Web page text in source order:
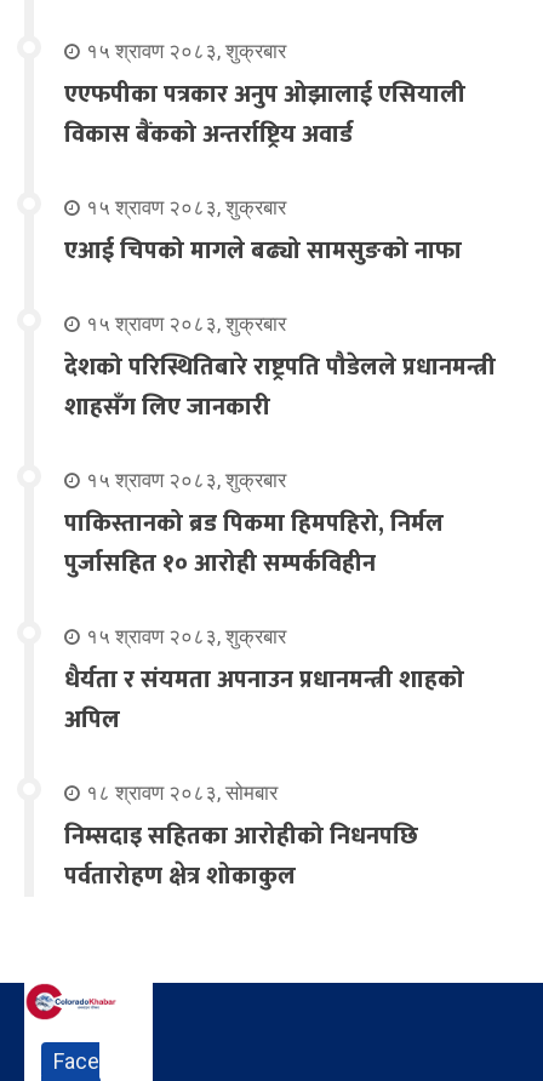
१५ श्रावण २०८३, शुक्रबार
एएफपीका पत्रकार अनुप ओझालाई एसियाली
विकास बैंकको अन्तर्राष्ट्रिय अवार्ड
१५ श्रावण २०८३, शुक्रबार
एआई चिपको मागले बढ्यो सामसुङको नाफा
१५ श्रावण २०८३, शुक्रबार
देशको परिस्थितिबारे राष्ट्रपति पौडेलले प्रधानमन्त्री
शाहसँग लिए जानकारी
१५ श्रावण २०८३, शुक्रबार
पाकिस्तानको ब्रड पिकमा हिमपहिरो, निर्मल
पुर्जासहित १० आरोही सम्पर्कविहीन
१५ श्रावण २०८३, शुक्रबार
धैर्यता र संयमता अपनाउन प्रधानमन्त्री शाहको
अपिल
१८ श्रावण २०८३, सोमबार
निम्सदाइ सहितका आरोहीको निधनपछि
पर्वतारोहण क्षेत्र शोकाकुल
Face